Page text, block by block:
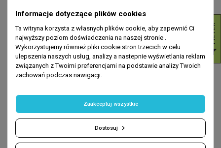
19,99 zł
DODAJ DO KOSZYKA
Wróć do góry
Zapisz się
-10% na pierwsze zakupy
Informacje dotyczące plików cookies
Ta witryna korzysta z własnych plików cookie, aby zapewnić Ci
najwyższy poziom doświadczenia na naszej stronie .
Wykorzystujemy również pliki cookie stron trzecich w celu
ulepszenia naszych usług, analizy a nastepnie wyświetlania reklam
związanych z Twoimi preferencjami na podstawie analizy Twoich
zachowań podczas nawigacji.
Dostosuj
Zaakceptuj wszystkie
R